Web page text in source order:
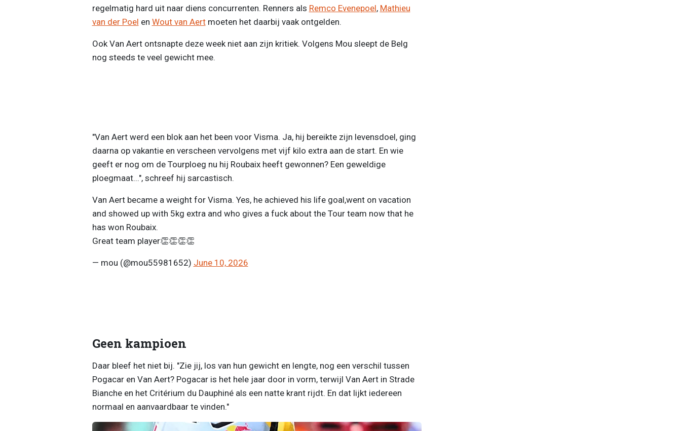
regelmatig hard uit naar diens concurrenten. Renners als Remco Evenepoel, Mathieu
van der Poel en Wout van Aertmoeten het daarbij vaak ontgelden.
Ook Van Aert ontsnapte deze week niet aan zijn kritiek. Volgens Mou sleept de Belg
nog steeds te veel gewicht mee.
"Van Aert werd een blok aan het been voor Visma. Ja, hij bereikte zijn levensdoel, ging
daarna op vakantie en verscheen vervolgens met vijf kilo extra aan de start. En wie
geeft er nog om de Tourploeg nu hij Roubaix heeft gewonnen? Een geweldige
ploegmaat...", schreef hij sarcastisch.
Van Aert became a weight for Visma. Yes, he achieved his life goal,went on vacation
and showed up with 5kg extra and who gives a fuck about the Tour team now that he
has won Roubaix.
Great team player👏👏👏👏
— mou (@mou55981652) June 10, 2026
Geen kampioen
Daar bleef het niet bij. "Zie jij, los van hun gewicht en lengte, nog een verschil tussen
Pogacar en Van Aert? Pogacar is het hele jaar door in vorm, terwijl Van Aert in Strade
Bianche en het Critérium du Dauphiné als een natte krant rijdt. En dat lijkt iedereen
normaal en aanvaardbaar te vinden."